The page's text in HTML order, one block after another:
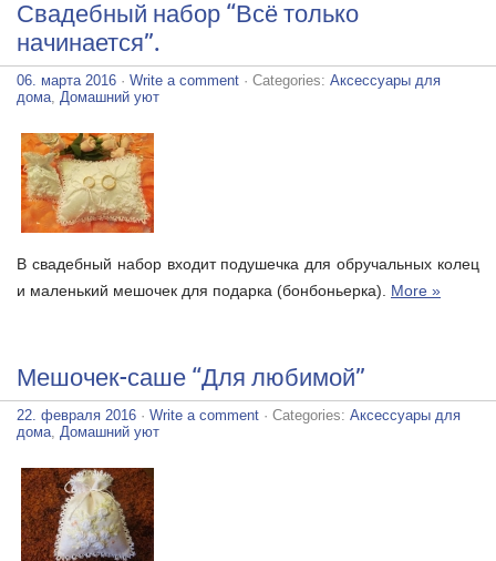
Свадебный набор “Всё только
начинается”.
06. марта 2016 · Write a comment · Categories: Аксессуары для
дома Домашний уют
В свадебный набор входит подушечка для обручальных колец
и маленький мешочек для подарка (бонбоньерка). More »
Мешочек-саше “Для любимой”
22. февраля 2016 · Write a comment · Categories: Аксессуары для
дома Домашний уют